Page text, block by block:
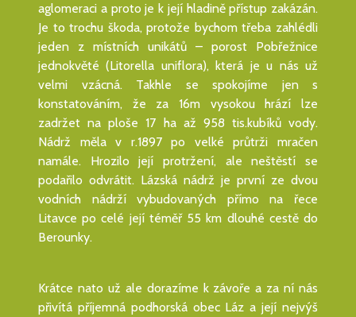
aglomeraci a proto je k její hladině přístup zakázán.
Je to trochu škoda, protože bychom třeba zahlédli
jeden z místních unikátů – porost Pobřežnice
jednokvěté (Litorella uniflora), která je u nás už
velmi vzácná. Takhle se spokojíme jen s
konstatováním, že za 16m vysokou hrází lze
zadržet na ploše 17 ha až 958 tis.kubíků vody.
Nádrž měla v r.1897 po velké průtrži mračen
namále. Hrozilo její protržení, ale neštěstí se
podařilo odvrátit. Lázská nádrž je první ze dvou
vodních nádrží vybudovaných přímo na řece
Litavce po celé její téměř 55 km dlouhé cestě do
Berounky.
Krátce nato už ale dorazíme k závoře a za ní nás
přivítá příjemná podhorská obec Láz a její nejvýš